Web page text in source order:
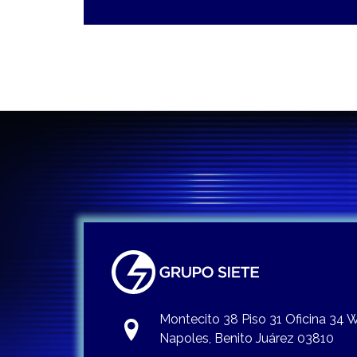
Montecito 38 Piso 31 Oficina 34
Napoles, Benito Juárez 03810